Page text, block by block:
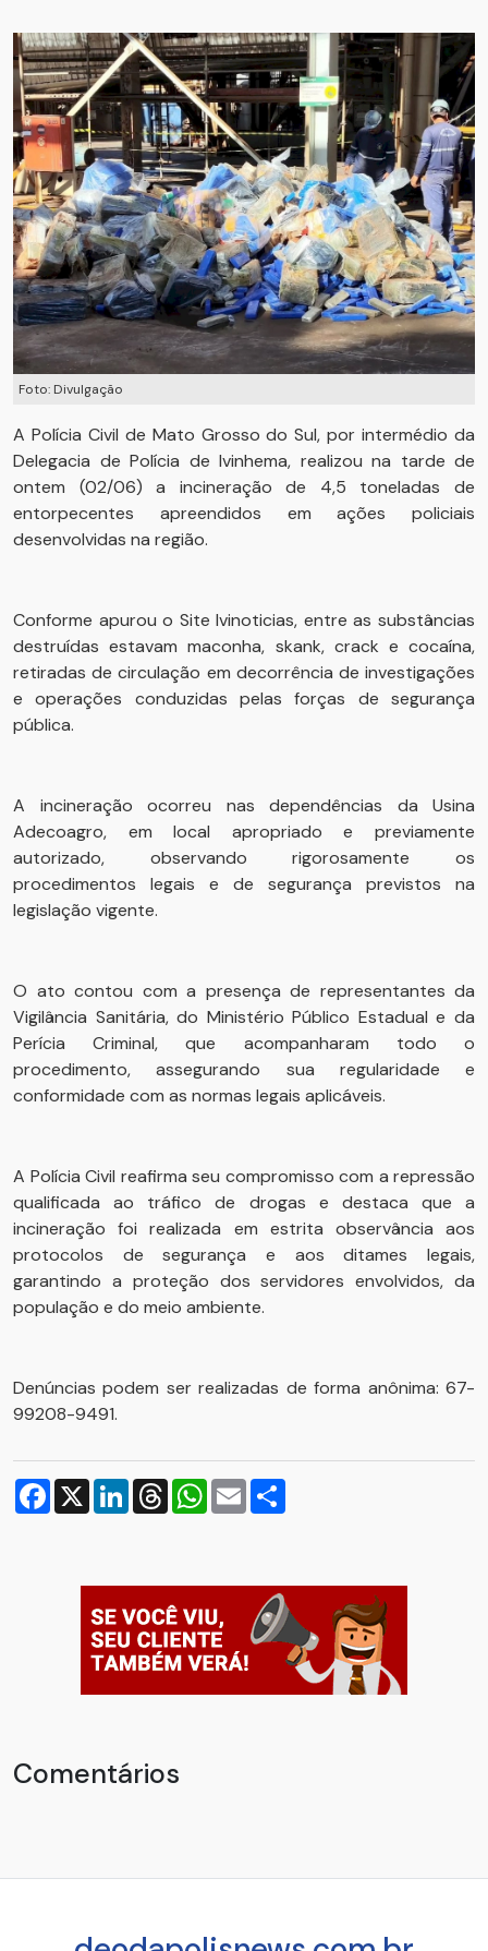
Foto: Divulgação
A Polícia Civil de Mato Grosso do Sul, por intermédio da
Delegacia de Polícia de Ivinhema, realizou na tarde de
ontem (02/06) a incineração de 4,5 toneladas de
entorpecentes apreendidos em ações policiais
desenvolvidas na região.
Conforme apurou o Site Ivinoticias, entre as substâncias
destruídas estavam maconha, skank, crack e cocaína,
retiradas de circulação em decorrência de investigações
e operações conduzidas pelas forças de segurança
pública.
A incineração ocorreu nas dependências da Usina
Adecoagro, em local apropriado e previamente
autorizado, observando rigorosamente os
procedimentos legais e de segurança previstos na
legislação vigente.
O ato contou com a presença de representantes da
Vigilância Sanitária, do Ministério Público Estadual e da
Perícia Criminal, que acompanharam todo o
procedimento, assegurando sua regularidade e
conformidade com as normas legais aplicáveis.
A Polícia Civil reafirma seu compromisso com a repressão
qualificada ao tráfico de drogas e destaca que a
incineração foi realizada em estrita observância aos
protocolos de segurança e aos ditames legais,
garantindo a proteção dos servidores envolvidos, da
população e do meio ambiente.
Denúncias podem ser realizadas de forma anônima: 67-
99208-9491.
Facebook
X LinkedInThreadsWhatsApp
Email
Comentários